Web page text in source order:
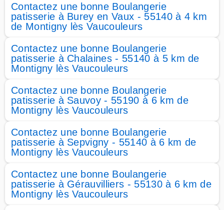
Contactez une bonne Boulangerie
patisserie à Burey en Vaux - 55140 à 4 km
de Montigny lès Vaucouleurs
Contactez une bonne Boulangerie
patisserie à Chalaines - 55140 à 5 km de
Montigny lès Vaucouleurs
Contactez une bonne Boulangerie
patisserie à Sauvoy - 55190 à 6 km de
Montigny lès Vaucouleurs
Contactez une bonne Boulangerie
patisserie à Sepvigny - 55140 à 6 km de
Montigny lès Vaucouleurs
Contactez une bonne Boulangerie
patisserie à Gérauvilliers - 55130 à 6 km de
Montigny lès Vaucouleurs